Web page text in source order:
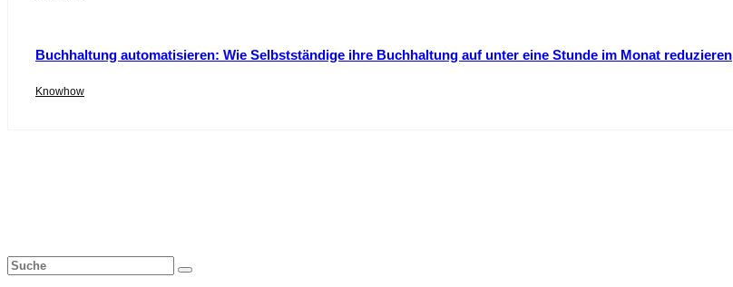
Buchhaltung automatisieren: Wie Selbstständige ihre Buchhaltung auf unter eine Stunde im Monat reduzieren
Knowhow